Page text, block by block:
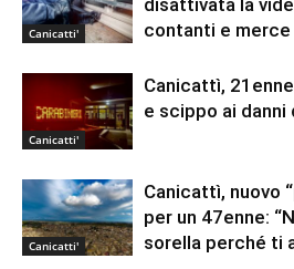
Canicatti'
contanti e
Canicatti'
Canicattì,
e scippo ai danni
Canicatti'
Canicattì, nuovo
per un 47enne:
sorella perché ti